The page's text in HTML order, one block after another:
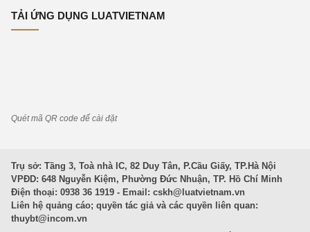
TẢI ỨNG DỤNG LUATVIETNAM
Quét mã QR code để cài đặt
Trụ sở: Tầng 3, Toà nhà IC, 82 Duy Tân, P.Cầu Giấy, TP.Hà Nội
VPĐD: 648 Nguyễn Kiệm, Phường Đức Nhuận, TP. Hồ Chí Minh
Điện thoại: 0938 36 1919 - Email: cskh@luatvietnam.vn
Liên hệ quảng cáo; quyền tác giả và các quyền liên quan:
thuybt@incom.vn